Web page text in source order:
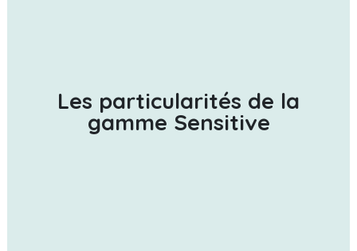
Les particularités de la
gamme Sensitive